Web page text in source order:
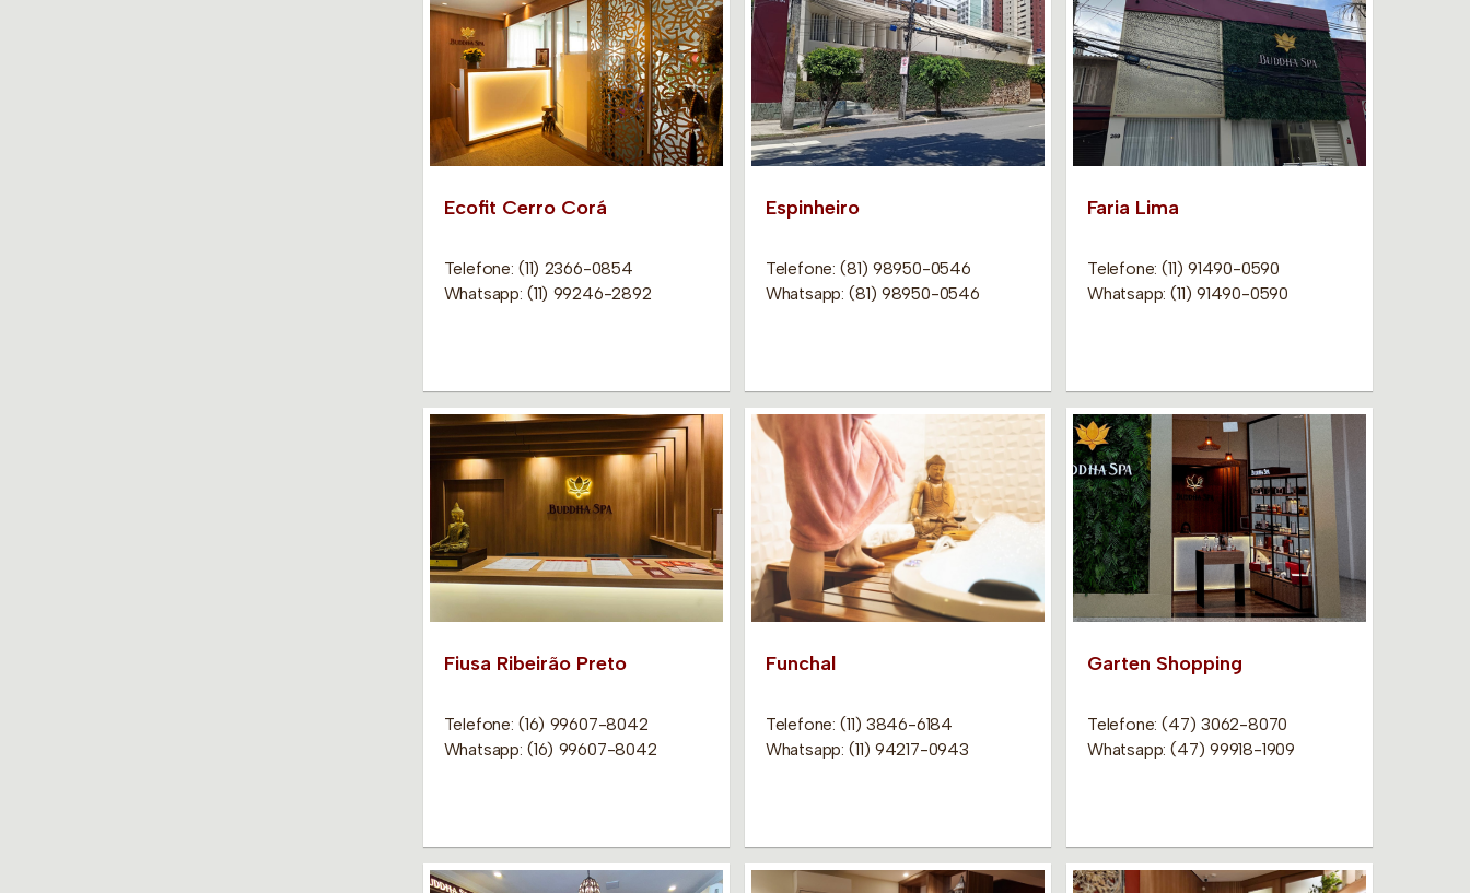
Ecofit Cerro Corá
Telefone: (11) 2366-0854
Whatsapp: (11) 99246-2892
Espinheiro
Telefone: (81) 98950-0546
Whatsapp: (81) 98950-0546
Faria Lima
Telefone: (11) 91490-0590
Whatsapp: (11) 91490-0590
Fiusa Ribeirão Preto
Telefone: (16) 99607-8042
Whatsapp: (16) 99607-8042
Funchal
Telefone: (11) 3846-6184
Whatsapp: (11) 94217-0943
Garten Shopping
Telefone: (47) 3062-8070
Whatsapp: (47) 99918-1909